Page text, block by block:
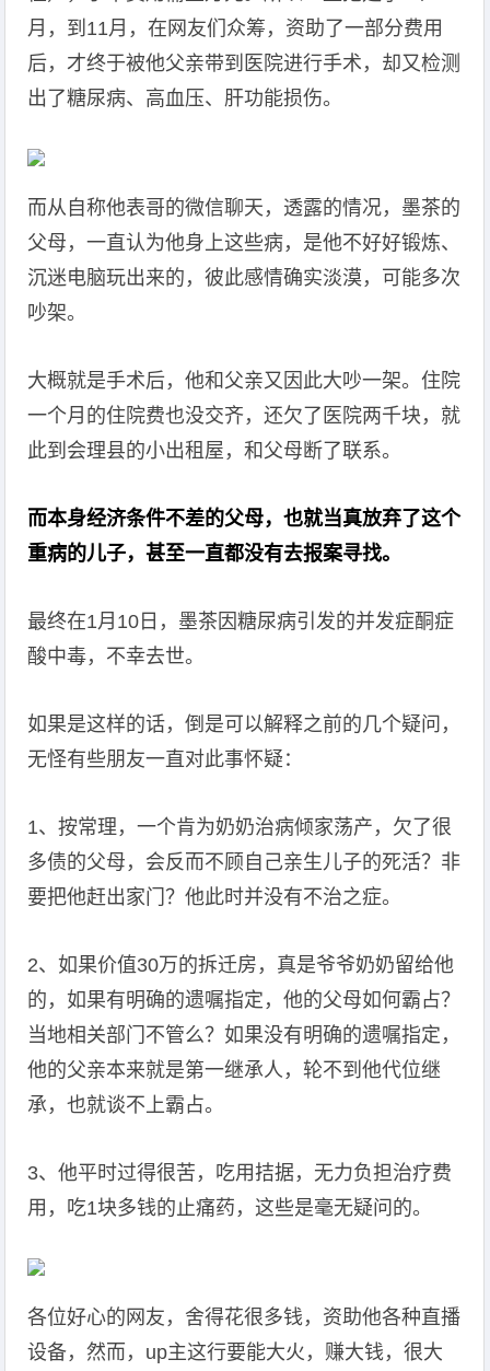
月，到11月，在网友们众筹，资助了一部分费用
后，才终于被他父亲带到医院进行手术，却又检测
出了糖尿病、高血压、肝功能损伤。
而从自称他表哥的微信聊天，透露的情况，墨茶的
父母，一直认为他身上这些病，是他不好好锻炼、
沉迷电脑玩出来的，彼此感情确实淡漠，可能多次
吵架。
大概就是手术后，他和父亲又因此大吵一架。住院
一个月的住院费也没交齐，还欠了医院两千块，就
此到会理县的小出租屋，和父母断了联系。
而本身经济条件不差的父母，也就当真放弃了这个
重病的儿子，甚至一直都没有去报案寻找。
最终在1月10日，墨茶因糖尿病引发的并发症酮症
酸中毒，不幸去世。
如果是这样的话，倒是可以解释之前的几个疑问，
无怪有些朋友一直对此事怀疑：
1、按常理，一个肯为奶奶治病倾家荡产，欠了很
多债的父母，会反而不顾自己亲生儿子的死活？非
要把他赶出家门？他此时并没有不治之症。
2、如果价值30万的拆迁房，真是爷爷奶奶留给他
的，如果有明确的遗嘱指定，他的父母如何霸占？
当地相关部门不管么？如果没有明确的遗嘱指定，
他的父亲本来就是第一继承人，轮不到他代位继
承，也就谈不上霸占。
3、他平时过得很苦，吃用拮据，无力负担治疗费
用，吃1块多钱的止痛药，这些是毫无疑问的。
各位好心的网友，舍得花很多钱，资助他各种直播
设备，然而，up主这行要能大火，赚大钱，很大